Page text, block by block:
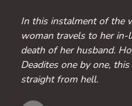
In this instalment of the
woman travels to her
death of her husband.
Deadites one by one,
straight from hell.